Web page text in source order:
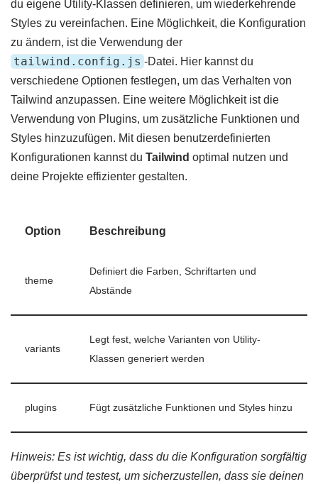
du eigene Utility-Klassen definieren, um wiederkehrende
Styles zu vereinfachen. Eine Möglichkeit, die Konfiguration
zu ändern, ist die Verwendung der
tailwind.config.js -Datei. Hier kannst du
verschiedene Optionen festlegen, um das Verhalten von
Tailwind anzupassen. Eine weitere Möglichkeit ist die
Verwendung von Plugins, um zusätzliche Funktionen und
Styles hinzuzufügen. Mit diesen benutzerdefinierten
Konfigurationen kannst du Tailwind optimal nutzen und
deine Projekte effizienter gestalten.
Option Beschreibung
theme
Definiert die Farben, Schriftarten und
Abstände
variants
Legt fest, welche Varianten von Utility-
Klassen generiert werden
plugins Fügt zusätzliche Funktionen und Styles hinzu
Hinweis: Es ist wichtig, dass du die Konfiguration sorgfältig
überprüfst und testest, um sicherzustellen, dass sie deinen